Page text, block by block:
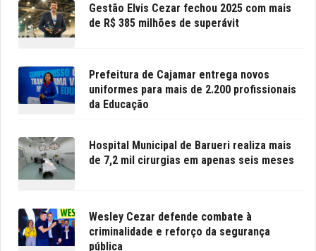
Gestão Elvis Cezar fechou 2025 com mais
de R$ 385 milhões de superávit
Prefeitura de Cajamar entrega novos
uniformes para mais de 2.200 profissionais
da Educação
Hospital Municipal de Barueri realiza mais
de 7,2 mil cirurgias em apenas seis meses
Wesley Cezar defende combate à
criminalidade e reforço da segurança
pública